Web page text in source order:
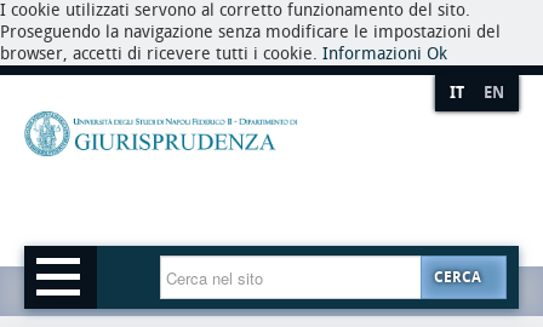
I cookie utilizzati servono al corretto funzionamento del sito.
Proseguendo la navigazione senza modificare le impostazioni del
browser, accetti di ricevere tutti i cookie. Informazioni Ok
IT EN
CERCA